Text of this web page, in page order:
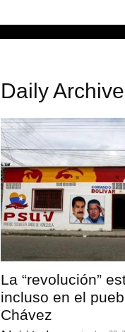
Daily
La “revolución”
incluso en el
Chávez